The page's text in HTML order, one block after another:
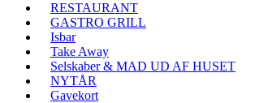
RESTAURANT
GASTRO GRILL
Isbar
Take Away
Selskaber & MAD UD AF HUSET
NYTÅR
Gavekort